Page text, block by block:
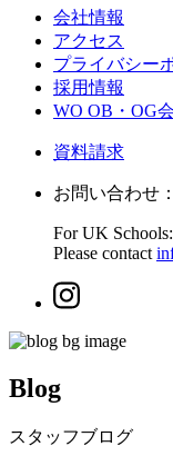
会社情報
アクセス
プライバシー
採用情報
WO OB・OG会
資料請求
お問い合わせ：
For UK Schools:
Please contact
Blog
スタッフブログ